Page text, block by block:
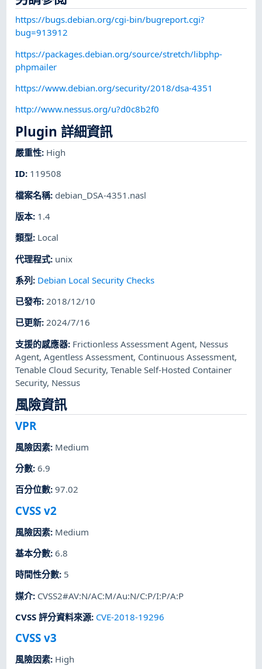
https://bugs.debian.org/cgi-bin/bugreport.cgi?
bug=913912
https://packages.debian.org/source/stretch/libphp-
phpmailer
https://www.debian.org/security/2018/dsa-4351
http://www.nessus.org/u?d0c8b2f0
Plugin 詳細資訊
嚴重性: High
ID: 119508
檔案名稱: debian_DSA-4351.nasl
版本: 1.4
類型: Local
代理程式: unix
系列: Debian Local Security Checks
已發布:2018/12/10
已更新:2024/7/16
支援的感應器: Frictionless Assessment Agent, Nessus
Agent,Agentless Assessment, Continuous Assessment,
Tenable Cloud Security,Tenable Self-Hosted Container
Security, Nessus
風險資訊
VPR
風險因素: Medium
分數:6.9
百分位數:97.02
CVSS v2
風險因素: Medium
基本分數:6.8
時間性分數: 5
媒介: CVSS2#AV:N/AC:M/Au:N/C:P/I:P/A:P
CVSS 評分資料來源: CVE-2018-19296
CVSS v3
風險因素: High